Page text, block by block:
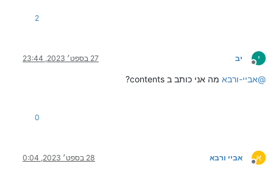
2
י
מנותק
יב 27 בספט׳ 2023, 23:44
@אביי-ורבא מה אני כותב ב contents?
0
א
מנותק
אביי ורבא 28 בספט׳ 2023, 0:04